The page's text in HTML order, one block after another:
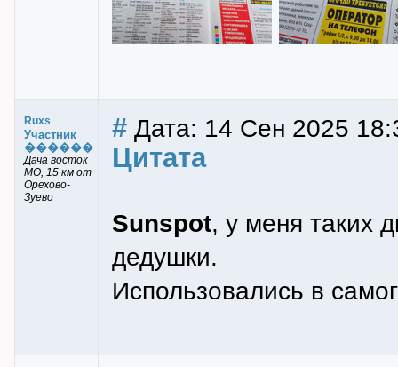
Ruxs
Участник
������
Дача восток
МО, 15 км от
Орехово-
Зуево
# Дата: 14 Сен 2025
Цитата
Sunspot, у меня таких
дедушки.
Использовались в